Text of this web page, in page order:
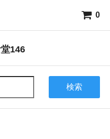
0
146
検索